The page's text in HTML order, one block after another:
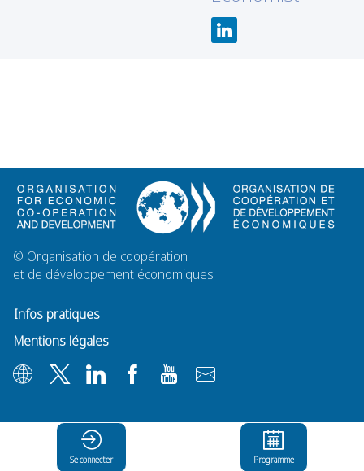
© Organisation de coopération
et de développement économiques
Infos pratiques
Mentions légales
Se connecter Programme